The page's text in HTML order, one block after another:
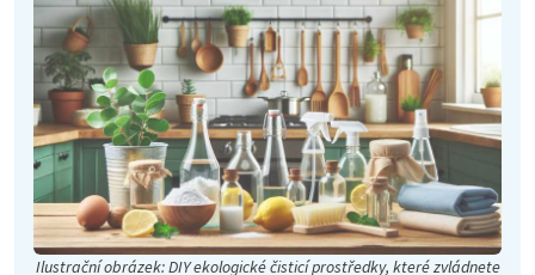
Ilustrační obrázek: DIY ekologické čisticí prostředky, které zvládnete